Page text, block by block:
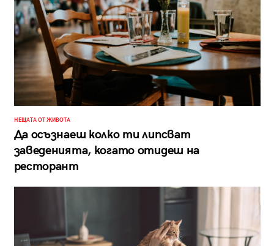
НЕЩАТА ОТ ЖИВОТА
Да осъзнаеш колко ти липсват
заведенията, когато отидеш на
ресторант